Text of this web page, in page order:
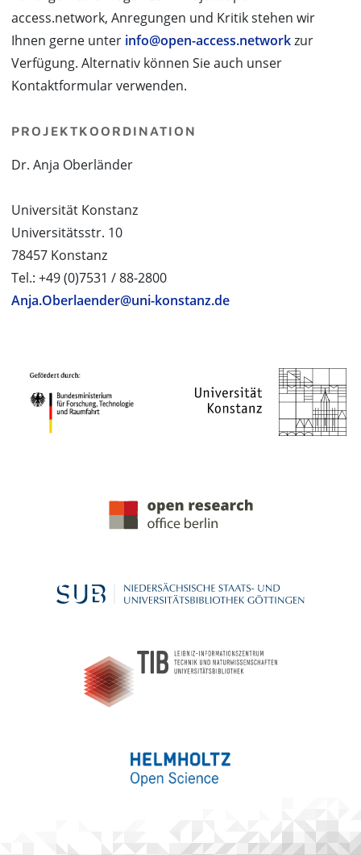
access.network, Anregungen und Kritik stehen wir
Ihnen gerne unter info@open-access.networkzur
Verfügung. Alternativ können Sie auch unser
Kontaktformular verwenden.
PROJEKTKOORDINATION
Dr. Anja Oberländer
Universität Konstanz
Universitätsstr. 10
78457 Konstanz
Tel.: +49 (0)7531 / 88-2800
Anja.Oberlaender@uni-konstanz.de